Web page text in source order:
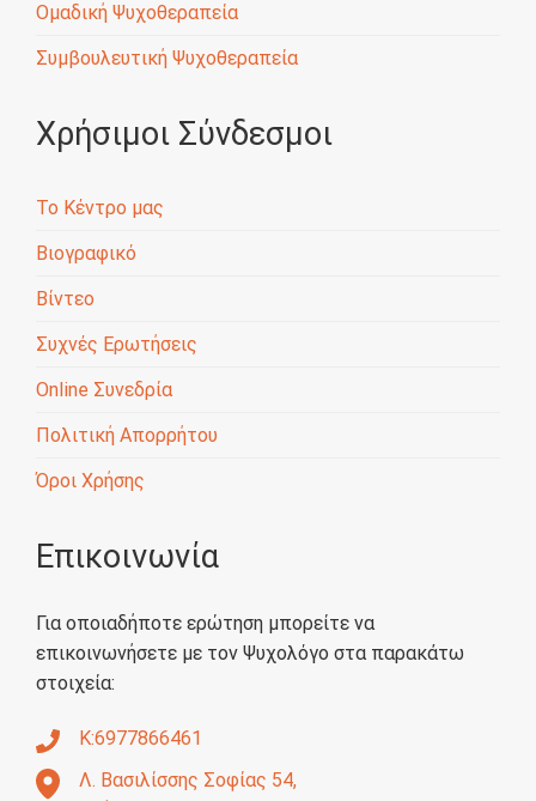
Ομαδική Ψυχοθεραπεία
Συμβουλευτική Ψυχοθεραπεία
Χρήσιμοι Σύνδεσμοι
Το Κέντρο μας
Βιογραφικό
Βίντεο
Συχνές Ερωτήσεις
Online Συνεδρία
Πολιτική Απορρήτου
Όροι Χρήσης
Επικοινωνία
Για οποιαδήποτε ερώτηση μπορείτε να
επικοινωνήσετε με τον Ψυχολόγο στα παρακάτω
στοιχεία:
Κ:6977866461
Λ. Βασιλίσσης Σοφίας 54,